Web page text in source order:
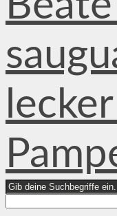
Search
for: